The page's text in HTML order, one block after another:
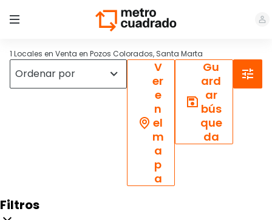
1 Locales en Venta en Pozos Colorados, Santa Marta
V
er
e
n
el
m
a
p
a
Gu
ard
ar
bús
que
da
Filtros